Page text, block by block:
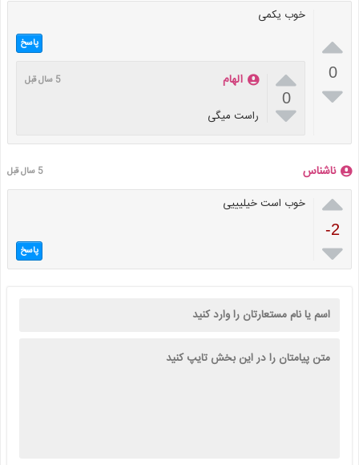

0

خوب یکمی
پاسخ

0

الهام 5 سال قبل
راست میگی
ناشناس 5 سال قبل

-2

خوب است خیلیییی
پاسخ